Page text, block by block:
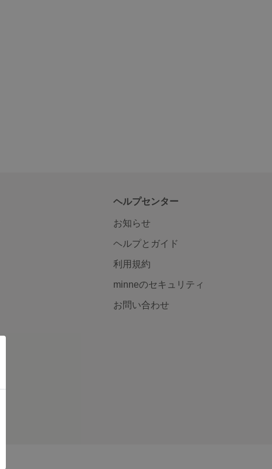
ヘルプセンター
お知らせ
ヘルプとガイド
利用規約
minneのセキュリティ
お問い合わせ